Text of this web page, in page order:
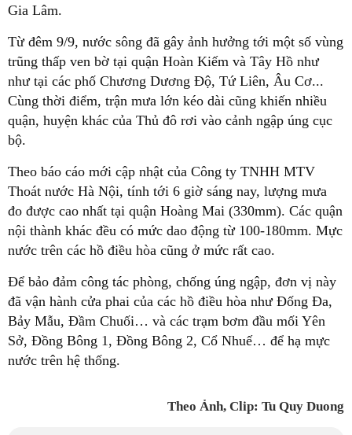
Gia Lâm.
Từ đêm 9/9, nước sông đã gây ảnh hưởng tới một số vùng
trũng thấp ven bờ tại quận Hoàn Kiếm và Tây Hồ như
như tại các phố Chương Dương Độ, Tứ Liên, Âu Cơ...
Cùng thời điểm, trận mưa lớn kéo dài cũng khiến nhiều
quận, huyện khác của Thủ đô rơi vào cảnh ngập úng cục
bộ.
Theo báo cáo mới cập nhật của Công ty TNHH MTV
Thoát nước Hà Nội, tính tới 6 giờ sáng nay, lượng mưa
đo được cao nhất tại quận Hoàng Mai (330mm). Các quận
nội thành khác đều có mức dao động từ 100-180mm. Mực
nước trên các hồ điều hòa cũng ở mức rất cao.
Để bảo đảm công tác phòng, chống úng ngập, đơn vị này
đã vận hành cửa phai của các hồ điều hòa như Đống Đa,
Bảy Mẫu, Đầm Chuối… và các trạm bơm đầu mối Yên
Sở, Đồng Bông 1, Đồng Bông 2, Cổ Nhuế… để hạ mực
nước trên hệ thống.
Theo Ảnh, Clip: Tu Quy Duong